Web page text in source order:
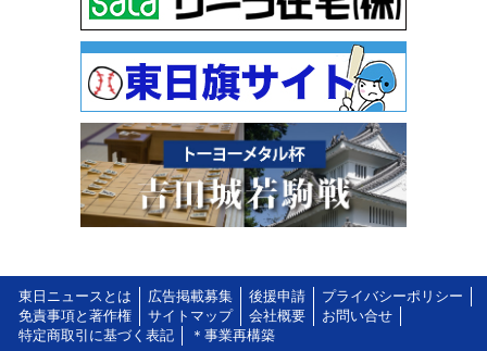
東日ニュースとは 広告掲載募集 後援申請
プライバシーポリシー
免責事項と著作権
サイトマップ 会社概要
お問い合せ
特定商取引に基づく表記
＊事業再構築